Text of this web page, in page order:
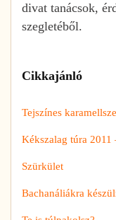
divat tanácsok,
szegletéből.
Cikkajánló
Tejszínes
Kékszalag túra
Szürkület
Bachanáliákra